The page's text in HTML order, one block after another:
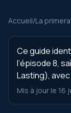
Accueil/La
Ce guide
l’épisode 8,
Lasting),
Mis à jour le 16